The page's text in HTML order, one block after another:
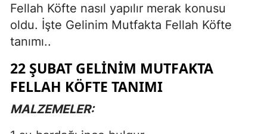
Fellah Köfte nasıl yapılır merak konusu
oldu. İşte Gelinim Mutfakta Fellah Köfte
tanımı..
22 ŞUBAT GELİNİM MUTFAKTA
FELLAH KÖFTE TANIMI
MALZEMELER: